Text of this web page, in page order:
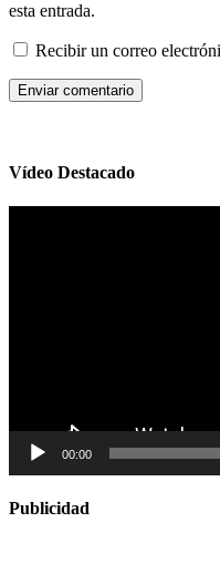
esta entrada.
Recibir un correo
Vídeo Destacado
00:00
Publicidad